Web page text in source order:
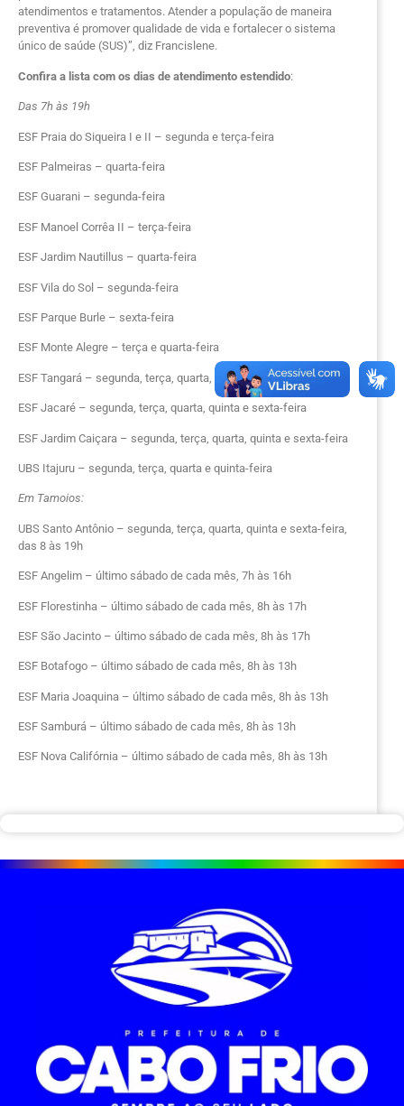
atendimentos e tratamentos. Atender a população de maneira
preventiva é promover qualidade de vida e fortalecer o sistema
único de saúde (SUS)”, diz Francislene.
Confira a lista com os dias de atendimento estendido:
Das 7h às 19h
ESF Praia do Siqueira I e II – segunda e terça-feira
ESF Palmeiras – quarta-feira
ESF Guarani – segunda-feira
ESF Manoel Corrêa II – terça-feira
ESF Jardim Nautillus – quarta-feira
ESF Vila do Sol – segunda-feira
ESF Parque Burle – sexta-feira
ESF Monte Alegre – terça e quarta-feira
ESF Tangará – segunda, terça, quarta, quinta e sexta-feira
ESF Jacaré – segunda, terça, quarta, quinta e sexta-feira
ESF Jardim Caiçara – segunda, terça, quarta, quinta e sexta-feira
UBS Itajuru – segunda, terça, quarta e quinta-feira
Em Tamoios:
UBS Santo Antônio – segunda, terça, quarta, quinta e sexta-feira,
das 8 às 19h
ESF Angelim – último sábado de cada mês, 7h às 16h
ESF Florestinha – último sábado de cada mês, 8h às 17h
ESF São Jacinto – último sábado de cada mês, 8h às 17h
ESF Botafogo – último sábado de cada mês, 8h às 13h
ESF Maria Joaquina – último sábado de cada mês, 8h às 13h
ESF Samburá – último sábado de cada mês, 8h às 13h
ESF Nova Califórnia – último sábado de cada mês, 8h às 13h